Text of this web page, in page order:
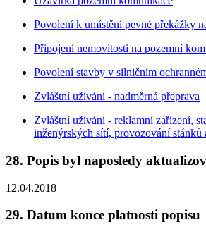
Povolení k umístění pevné překážky
Připojení nemovitosti na pozemní
Povolení stavby v silničním
Zvláštní užívání - nadměrná přeprava
Zvláštní užívání - reklamní zařízení,
inženýrských sítí, provozování stánků
28. Popis byl naposledy
12.04.2018
29. Datum konce platnosti popisu